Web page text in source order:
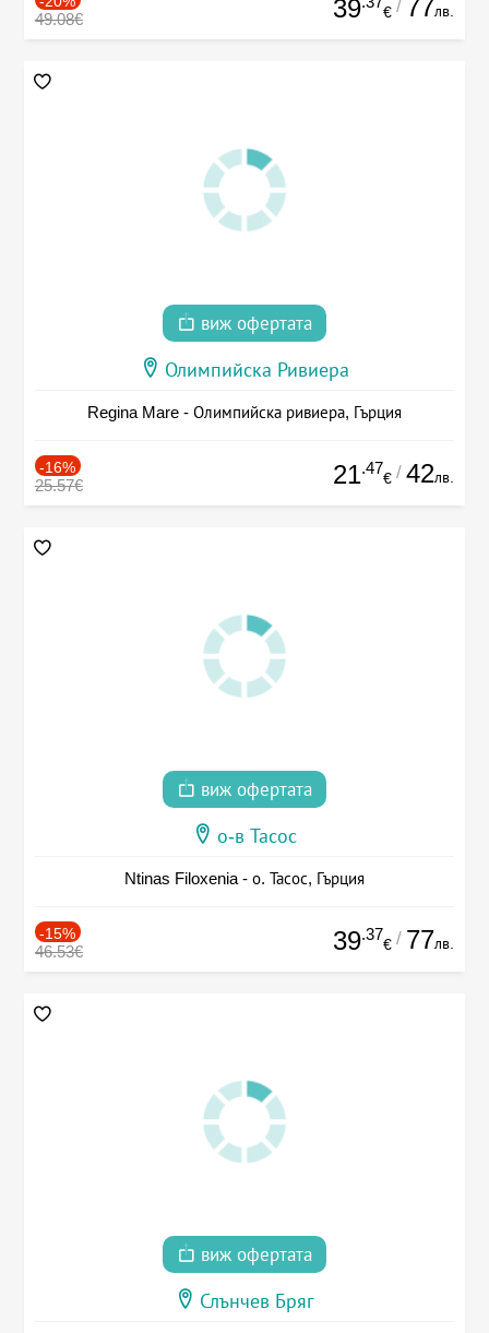
49.08€ 39 € / 77лв.
виж офертата
Олимпийска Ривиера
Regina Mare - Олимпийска ривиера, Гърция
-16%
25.57€ 21.47
€ / 42лв.
виж офертата
о-в Тасос
Ntinas Filoxenia - о. Тасос, Гърция
-15%
46.53€ 39.37
€ / 77лв.
виж офертата
Слънчев Бряг